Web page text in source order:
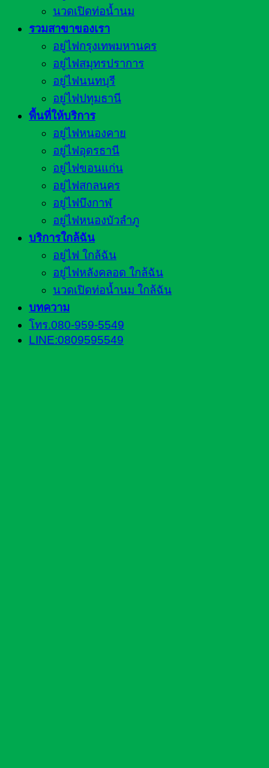
นวดเปิดท่อน้ำนม
รวมสาขาของเรา
อยู่ไฟกรุงเทพมหานคร
อยู่ไฟสมุทรปราการ
อยู่ไฟนนทบุรี
อยู่ไฟปทุมธานี
พื้นที่ให้บริการ
อยู่ไฟหนองคาย
อยู่ไฟอุดรธานี
อยู่ไฟขอนแก่น
อยู่ไฟสกลนคร
อยู่ไฟบึงกาฬ
อยู่ไฟหนองบัวลำภู
บริการใกล้ฉัน
อยู่ไฟ ใกล้ฉัน
อยู่ไฟหลังคลอด ใกล้ฉัน
นวดเปิดท่อน้ำนม ใกล้ฉัน
บทความ
โทร.080-959-5549
LINE:0809595549